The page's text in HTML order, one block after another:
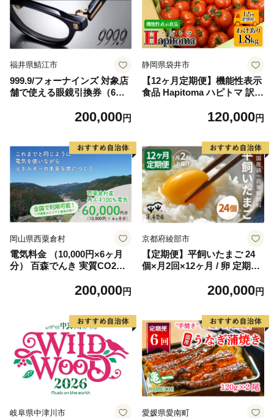
福井県鯖江市
999.9/フォーナインズ 対象店
舗で使える眼鏡引換券（6万
200,000円
静岡県袋井市
【12ヶ月定期便】機能性表示
食品 Hapitoma ハピトマ 訳あ
海道・沖縄・離島】健康 ヘル
A リコピン トマト 国産 静岡
県産 袋井市産 食材
120,000円
岡山県西粟倉村
電気料金 （10,000円×6ヶ月
分） 百森でんき 実質CO2フ
炭素 ゼロカーボン 岡山県 西
200,000円
京都府綾部市
【定期便】平飼いたまご 24
個×月2回×12ヶ月 / 卵 定期便
uふぁーむ［BSCA020］
200,000円
岐阜県中津川市 愛媛県愛南町